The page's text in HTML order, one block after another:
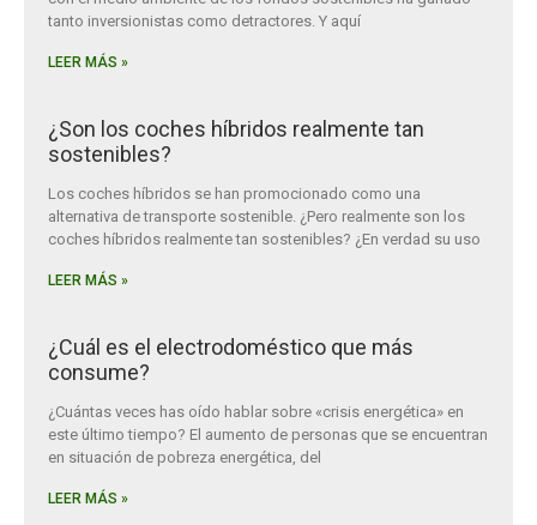
tanto inversionistas como detractores. Y aquí
LEER MÁS »
¿Son los coches híbridos realmente tan
sostenibles?
Los coches híbridos se han promocionado como una
alternativa de transporte sostenible. ¿Pero realmente son los
coches híbridos realmente tan sostenibles? ¿En verdad su uso
LEER MÁS »
¿Cuál es el electrodoméstico que más
consume?
¿Cuántas veces has oído hablar sobre «crisis energética» en
este último tiempo? El aumento de personas que se encuentran
en situación de pobreza energética, del
LEER MÁS »